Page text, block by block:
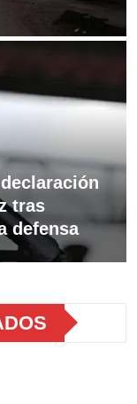
tras
defensa